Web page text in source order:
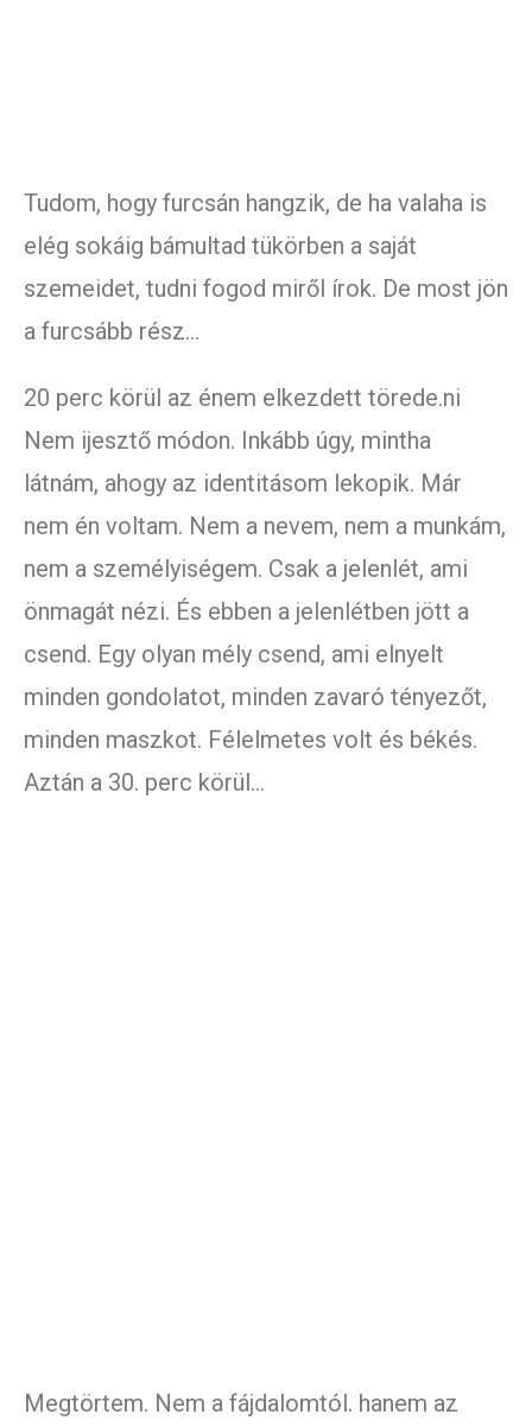
Tudom, hogy furcsán hangzik, de ha valaha is
elég sokáig bámultad tükörben a saját
szemeidet, tudni fogod miről írok. De most jön
a furcsább rész…
20 perc körül az énem elkezdett törede.ni
Nem ijesztő módon. Inkább úgy, mintha
látnám, ahogy az identitásom lekopik. Már
nem én voltam. Nem a nevem, nem a munkám,
nem a személyiségem. Csak a jelenlét, ami
önmagát nézi. És ebben a jelenlétben jött a
csend. Egy olyan mély csend, ami elnyelt
minden gondolatot, minden zavaró tényezőt,
minden maszkot. Félelmetes volt és békés.
Aztán a 30. perc körül…
Megtörtem. Nem a fájdalomtól. hanem az